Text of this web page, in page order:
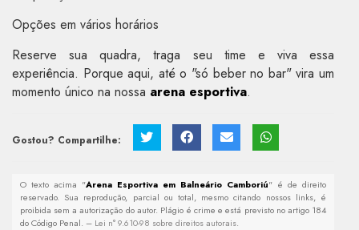
Opções em vários horários
Reserve sua quadra, traga seu time e viva essa
experiência. Porque aqui, até o "só beber no bar" vira um
momento único na nossa arena esportiva.
Gostou? Compartilhe:
O texto acima "Arena Esportiva em Balneário Camboriú" é de direito
reservado. Sua reprodução, parcial ou total, mesmo citando nossos links, é
proibida sem a autorização do autor. Plágio é crime e está previsto no artigo 184
do Código Penal. – Lei n° 9.610-98 sobre direitos autorais.